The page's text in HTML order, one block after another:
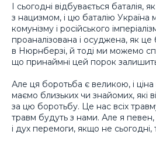
І сьогодні відбувається баталія,
з нацизмом, і цю баталію
комунізму і російського
проаналізована і осуджена, як
в Нюрнберзі, й тоді ми можемо
що принаймні цей порок
Але ця боротьба є великою, і
маємо близьких чи знайомих, які
за цю боротьбу. Це нас всіх
травм будуть з нами. Але я
і дух перемоги, якщо не сьогодні,